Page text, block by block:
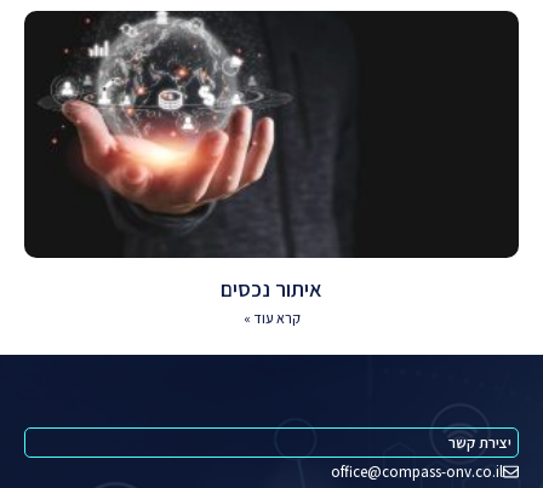
איתור נכסים
קרא עוד »
יצירת קשר
office@compass-onv.co.il